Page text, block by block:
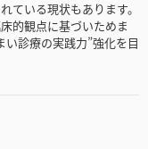
ている現状もあります。
的観点に基づいためま
診療の実践力”強化を目